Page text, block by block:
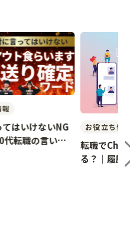
お役立ち情報
転職でChatGPT添削は使え
る？｜履歴書・職務経歴書・